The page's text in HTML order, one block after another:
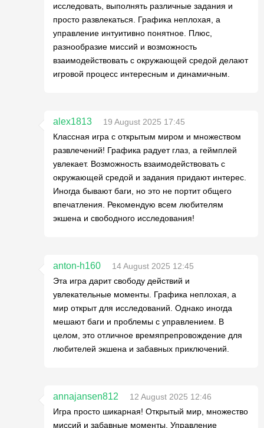
исследовать, выполнять различные задания и
просто развлекаться. Графика неплохая, а
управление интуитивно понятное. Плюс,
разнообразие миссий и возможность
взаимодействовать с окружающей средой делают
игровой процесс интересным и динамичным.
alex1813
19 August 2025 17:45
Классная игра с открытым миром и множеством
развлечений! Графика радует глаз, а геймплей
увлекает. Возможность взаимодействовать с
окружающей средой и задания придают интерес.
Иногда бывают баги, но это не портит общего
впечатления. Рекомендую всем любителям
экшена и свободного исследования!
anton-h160
14 August 2025 12:45
Эта игра дарит свободу действий и
увлекательные моменты. Графика неплохая, а
мир открыт для исследований. Однако иногда
мешают баги и проблемы с управлением. В
целом, это отличное времяпрепровождение для
любителей экшена и забавных приключений.
annajansen812
12 August 2025 12:46
Игра просто шикарная! Открытый мир, множество
миссий и забавные моменты. Управление